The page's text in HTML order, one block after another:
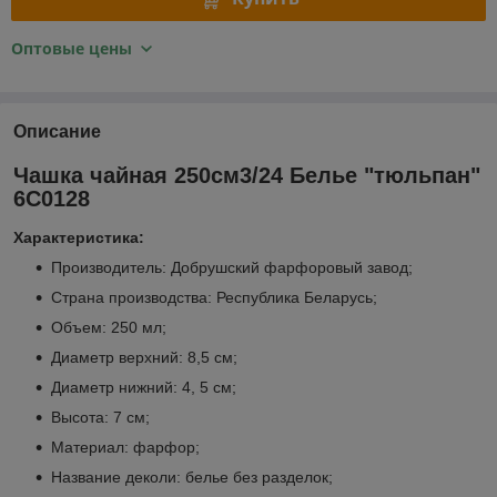
Оптовые цены
Описание
Чашка чайная 250см3/24 Белье "тюльпан"
6С0128
Характеристика:
Производитель: Добрушский фарфоровый завод;
Страна производства: Республика Беларусь;
Объем: 250 мл;
Диаметр верхний: 8,5 см;
Диаметр нижний: 4, 5 см;
Высота: 7 см;
Материал: фарфор;
Название деколи: белье без разделок;